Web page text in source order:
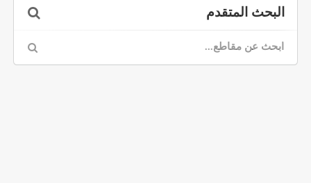
البحث المتقدم